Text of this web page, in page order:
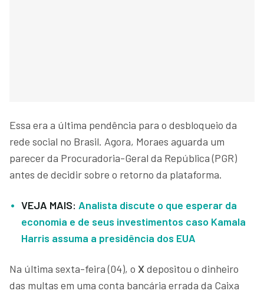
Essa era a última pendência para o desbloqueio da
rede social no Brasil. Agora, Moraes aguarda um
parecer da Procuradoria-Geral da República (PGR)
antes de decidir sobre o retorno da plataforma.
VEJA MAIS: Analista discute o que esperar da
economia e de seus investimentos caso Kamala
Harris assuma a presidência dos EUA
Na última sexta-feira (04), o Xdepositou o dinheiro
das multas em uma conta bancária errada da Caixa